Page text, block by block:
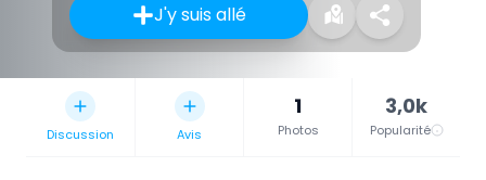
J'y suis allé
Discussion Avis
1
Photos
3,0k
Popularité